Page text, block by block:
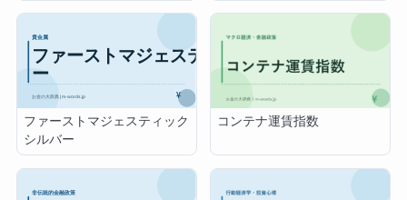
ファーストマジェスティック
シルバー
コンテナ運賃指数